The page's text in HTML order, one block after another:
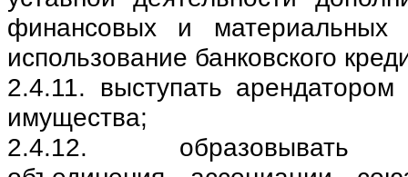
финансовых и
использование банковского
2.4.11. выступать
имущества;
2.4.12. образовывать